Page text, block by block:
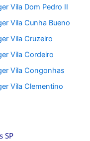
Vila Dom Pedro II
Vila Cunha Bueno
Vila Cruzeiro
Vila Cordeiro
Vila Congonhas
Vila Clementino
SP